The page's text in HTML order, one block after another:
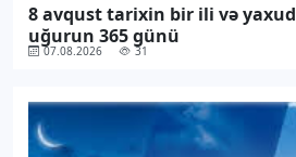
8 avqust tarixin bir ili və
uğurun 365 günü
07.08.2026 31